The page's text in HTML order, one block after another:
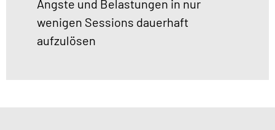
Ängste und Belastungen in nur
wenigen Sessions dauerhaft
aufzulösen